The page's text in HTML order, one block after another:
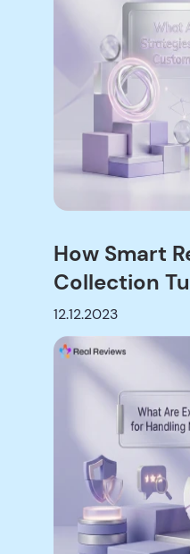
How Smart
Collection
into Growth
12.12.2023